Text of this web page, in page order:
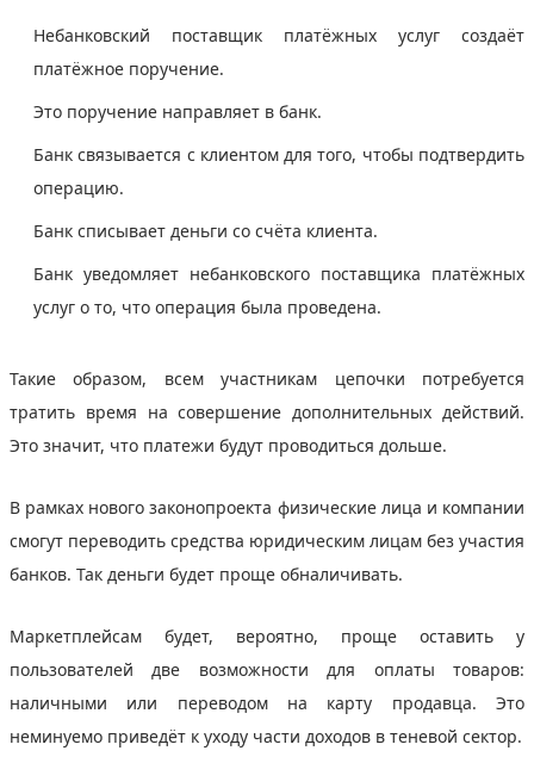
Небанковский поставщик платёжных услуг создаёт
платёжное поручение.
Это поручение направляет в банк.
Банк связывается с клиентом для того, чтобы подтвердить
операцию.
Банк списывает деньги со счёта клиента.
Банк уведомляет небанковского поставщика платёжных
услуг о то, что операция была проведена.
Такие образом, всем участникам цепочки потребуется
тратить время на совершение дополнительных действий.
Это значит, что платежи будут проводиться дольше.
В рамках нового законопроекта физические лица и компании
смогут переводить средства юридическим лицам без участия
банков. Так деньги будет проще обналичивать.
Маркетплейсам будет, вероятно, проще оставить у
пользователей две возможности для оплаты товаров:
наличными или переводом на карту продавца. Это
неминуемо приведёт к уходу части доходов в теневой сектор.